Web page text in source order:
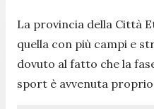
La provincia della Città
quella con più campi e
dovuto al fatto che la
sport è avvenuta